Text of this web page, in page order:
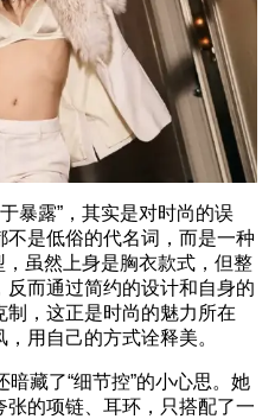
露”，其实是对时尚的误
是低俗的代名词，而是一种
虽然上身是胸衣款式，但整
而通过简约的设计和自身的
，这正是时尚的魅力所在
用自己的方式诠释美。
了“细节控”的小心思。她
的项链、耳环，只搭配了一